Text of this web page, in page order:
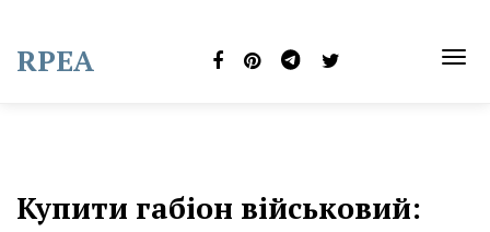
content
RPEA
Купити габіон військовий: